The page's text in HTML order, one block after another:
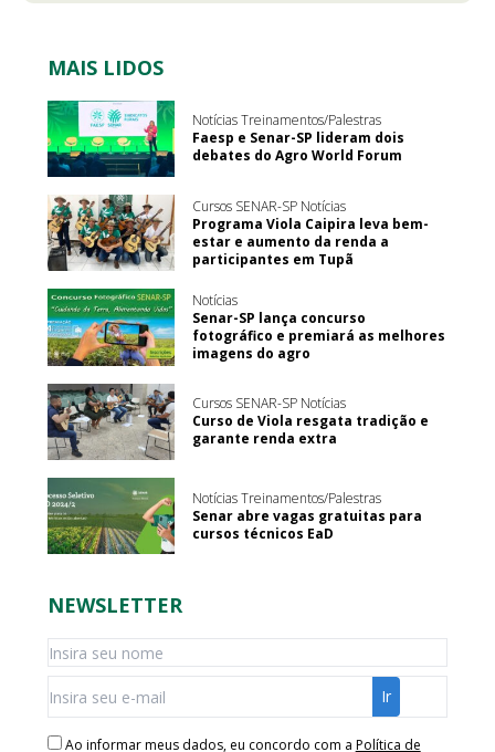
MAIS LIDOS
Notícias Treinamentos/Palestras
Faesp e Senar-SP lideram dois
debates do Agro World Forum
Cursos SENAR-SP Notícias
Programa Viola Caipira leva bem-
estar e aumento da renda a
participantes em Tupã
Notícias
Senar-SP lança concurso
fotográfico e premiará as melhores
imagens do agro
Cursos SENAR-SP Notícias
Curso de Viola resgata tradição e
garante renda extra
Notícias Treinamentos/Palestras
Senar abre vagas gratuitas para
cursos técnicos EaD
NEWSLETTER
Ao informar meus dados, eu concordo com a Política de